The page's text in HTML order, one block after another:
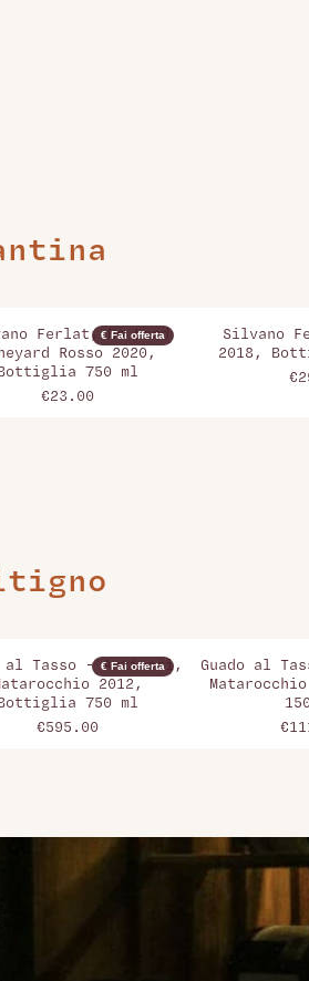
€ Fai offerta
Ferlat, No Land
Rosso 2020,
750 ml
€23.00
Silvano
2018,
€ Fai offerta
al Tasso - Antinori,
2012,
750 ml
€595.00
Guado al
Matarocchio